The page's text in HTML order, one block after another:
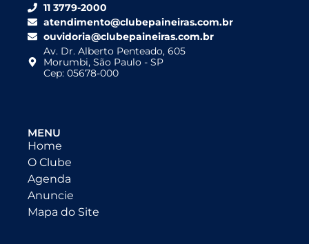
11 3779-2000
atendimento@clubepaineiras.com.br
ouvidoria@clubepaineiras.com.br
Av. Dr. Alberto Penteado, 605
Morumbi, São Paulo - SP
Cep: 05678-000
MENU
Home
O Clube
Agenda
Anuncie
Mapa do Site